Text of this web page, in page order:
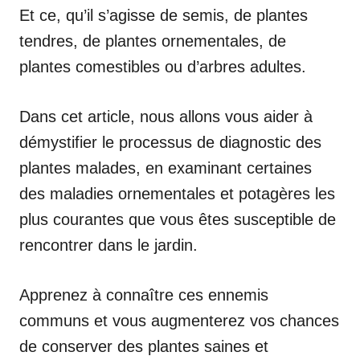
Et ce, qu’il s’agisse de semis, de plantes
tendres, de plantes ornementales, de
plantes comestibles ou d’arbres adultes.
Dans cet article, nous allons vous aider à
démystifier le processus de diagnostic des
plantes malades, en examinant certaines
des maladies ornementales et potagères les
plus courantes que vous êtes susceptible de
rencontrer dans le jardin.
Apprenez à connaître ces ennemis
communs et vous augmenterez vos chances
de conserver des plantes saines et